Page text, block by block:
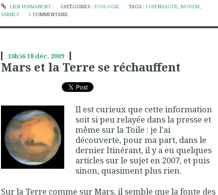
LIEN PERMANENT CATÉGORIES : ÉCOLOGIE TAGS : COPENHAGUE,MODEM,
SARNEZ
1 COMMENTAIRE
10h5618 déc. 2009
Mars et la Terre se réchauffent
Il est curieux que cette information
soit si peu relayée dans la presse et
même sur la Toile : je l'ai
découverte, pour ma part, dans le
dernier Itinérant, il y a eu quelques
articles sur le sujet en 2007, et puis
sinon, quasiment plus rien.
Sur la Terre comme sur Mars, il semble que la fonte des